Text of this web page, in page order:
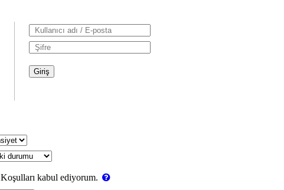
Koşulları kabul ediyorum.